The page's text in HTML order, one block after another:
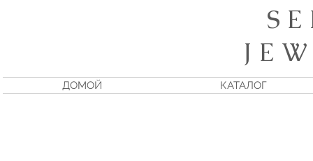
S
J E
ДОМОЙ КАТАЛОГ